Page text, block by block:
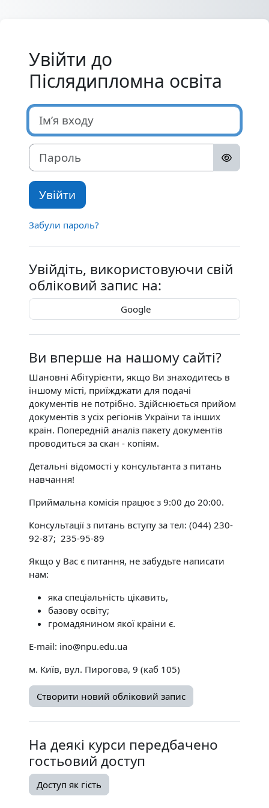
Увійти до
Післядипломна освіта
Ім’я входу
Пароль
Увійти
Забули пароль?
Увійдіть, використовуючи свій
обліковий запис на:
Google
Ви вперше на нашому сайті?
Шановні Абітурієнти, якщо Ви знаходитесь в
іншому місті, приїжджати для подачі
документів не потрібно. Здійснюється прийом
документів з усіх регіонів України та інших
країн. Попередній аналіз пакету документів
проводиться за скан - копіям.
Детальні відомості у консультанта з питань
навчання!
Приймальна комісія працює з 9:00 до 20:00.
Консультації з питань вступу за тел: (044) 230-
92-87; 235-95-89
Якщо у Вас є питання, не забудьте написати
нам:
яка спеціальність цікавить,
базову освіту;
громадянином якої країни є.
E-mail: ino@npu.edu.ua
м. Київ, вул. Пирогова, 9 (каб 105)
Створити новий обліковий запис
На деякі курси передбачено
гостьовий доступ
Доступ як гість